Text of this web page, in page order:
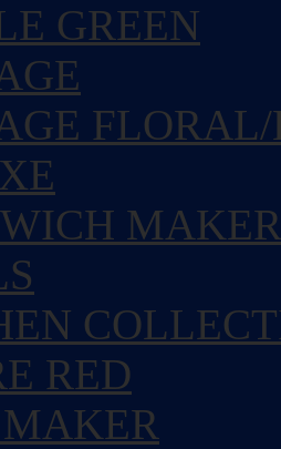
GREEN
MAKER
RED
MAKER